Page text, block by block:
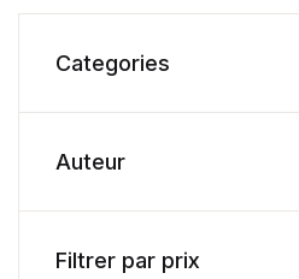
Categories
Auteur
Filtrer par prix